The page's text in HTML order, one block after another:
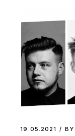
19.05.2021 BY